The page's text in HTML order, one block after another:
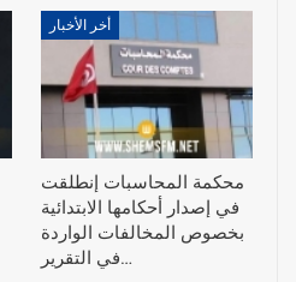
أخر الأخبار
محكمة المحاسبات إنطلقت
في إصدار أحكامها الابتدائية
بخصوص المخالفات الواردة
في التقرير…